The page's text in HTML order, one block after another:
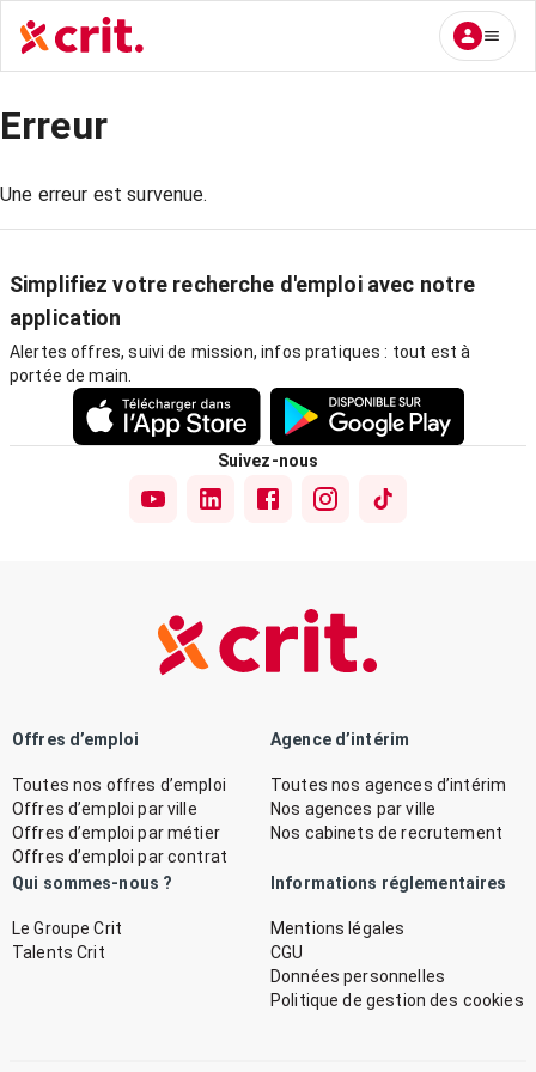
Erreur
Une erreur est survenue.
Simplifiez votre recherche d'emploi avec notre
application
Alertes offres, suivi de mission, infos pratiques : tout est à
portée de main.
Suivez-nous
Offres d’emploi
Toutes nos offres d’emploi
Offres d’emploi par ville
Offres d’emploi par métier
Offres d’emploi par contrat
Agence d’intérim
Toutes nos agences d’intérim
Nos agences par ville
Nos cabinets de recrutement
Qui sommes-nous ?
Le Groupe Crit
Talents Crit
Informations réglementaires
Mentions légales
CGU
Données personnelles
Politique de gestion des cookies